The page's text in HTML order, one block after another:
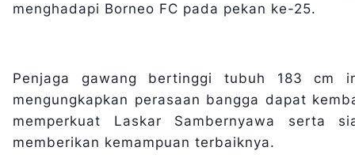
menghadapi Borneo FC pada pekan ke-25.
Penjaga gawang bertinggi tubuh 183 cm
mengungkapkan perasaan bangga dapat
memperkuat Laskar Sambernyawa serta
memberikan kemampuan terbaiknya.